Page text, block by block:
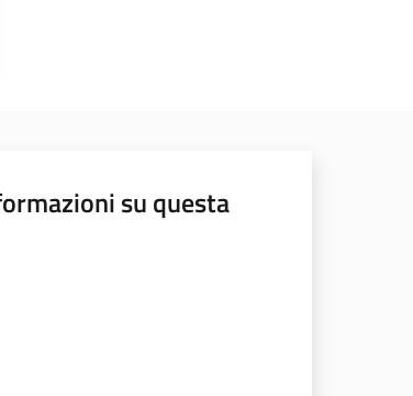
su questa